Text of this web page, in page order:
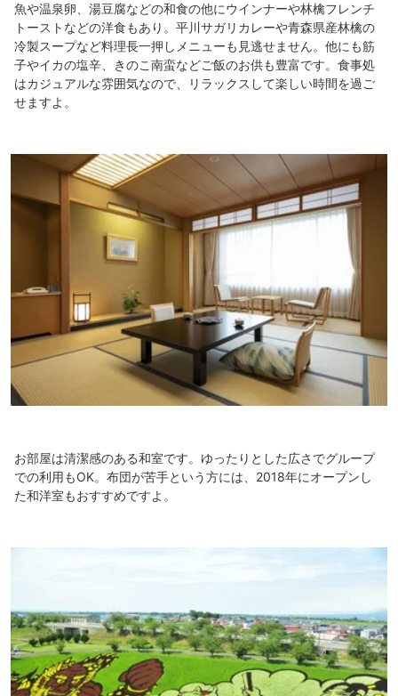
魚や温泉卵、湯豆腐などの和食の他にウインナーや林檎フレンチ
トーストなどの洋食もあり。平川サガリカレーや青森県産林檎の
冷製スープなど料理長一押しメニューも見逃せません。他にも筋
子やイカの塩辛、きのこ南蛮などご飯のお供も豊富です。食事処
はカジュアルな雰囲気なので、リラックスして楽しい時間を過ご
せますよ。
お部屋は清潔感のある和室です。ゆったりとした広さでグループ
での利用もOK。布団が苦手という方には、2018年にオープンし
た和洋室もおすすめですよ。